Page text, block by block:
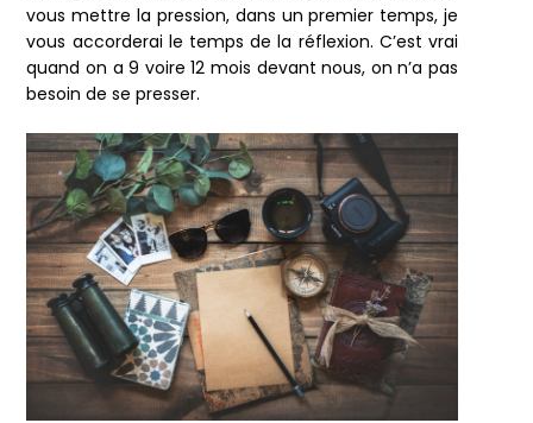
vous mettre la pression, dans un premier temps, je
vous accorderai le temps de la réflexion. C’est vrai
quand on a 9 voire 12 mois devant nous, on n’a pas
besoin de se presser.